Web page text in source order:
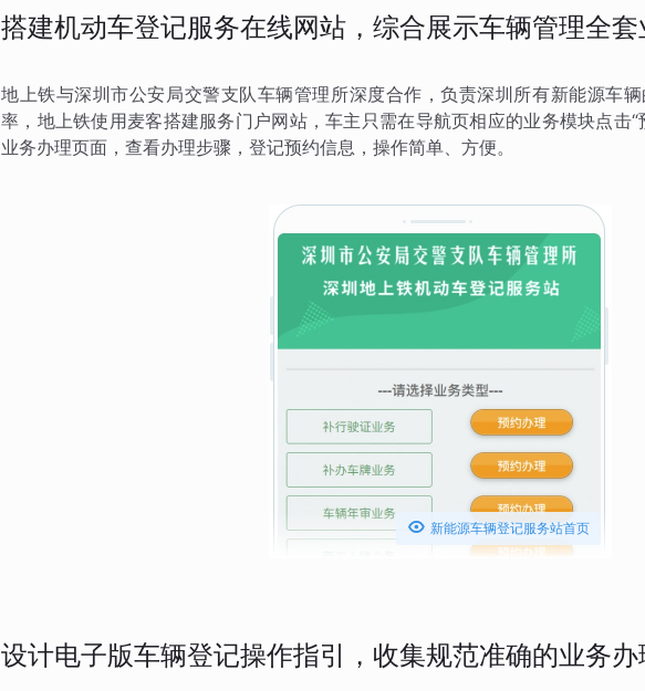
搭建机动车登记服务在线网站，综合展示车辆管理全套
地上铁与深圳市公安局交警支队车辆管理所深度合作，负责深圳所有新能源车
率，地上铁使用麦客搭建服务门户网站，车主只需在导航页相应的业务模块点击
业务办理页面，查看办理步骤，登记预约信息，操作简单、方便。
 新能源车辆登记服务站首页
设计电子版车辆登记操作指引，收集规范准确的业务办